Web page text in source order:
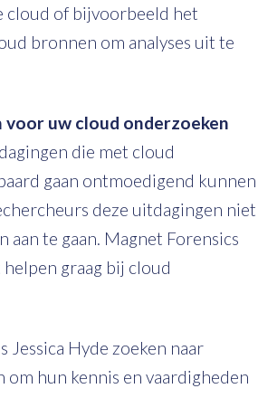
cloud of bijvoorbeeld het
bronnen om analyses uit te
voor uw cloud onderzoeken
die met cloud
gaan ontmoedigend kunnen
deze uitdagingen niet
aan te gaan. Magnet Forensics
graag bij cloud
Jessica Hyde zoeken naar
om hun kennis en vaardigheden